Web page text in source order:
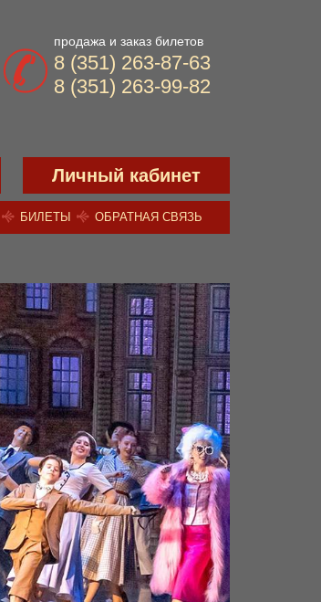
продажа и заказ билетов
8 (351) 263-87-63
8 (351) 263-99-82
Личный кабинет
БИЛЕТЫ ОБРАТНАЯ СВЯЗЬ